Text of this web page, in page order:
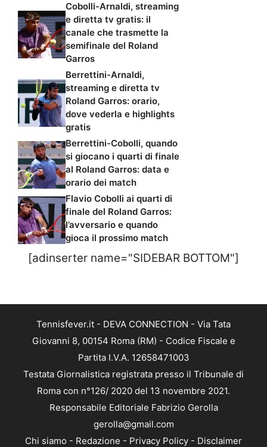
Cobolli-Arnaldi, streaming
e diretta tv gratis: il
canale che trasmette la
semifinale del Roland
Garros
Berrettini-Arnaldi,
streaming e diretta tv
Roland Garros: orario,
dove vederla e highlights
gratis
Berrettini-Cobolli, quando
si giocano i quarti di finale
al Roland Garros: data e
orario dei match
Flavio Cobolli ai quarti di
finale del Roland Garros:
l’avversario e quando
gioca il prossimo match
[adinserter name="SIDEBAR BOTTOM"]
Tennisfever.it - DEVA CONNECTION - Via Tata
Giovanni 8, 00154 Roma (RM) - Codice Fiscale e
Partita I.V.A. 12658471003
Testata Giornalistica registrata presso il Tribunale di
Roma con n°126/ 2020 del 13 novembre 2021.
Responsabile Editoriale Fabrizio Gerolla
gerolla@gmail.com
Chi siamo - Redazione - Privacy Policy - Disclaimer